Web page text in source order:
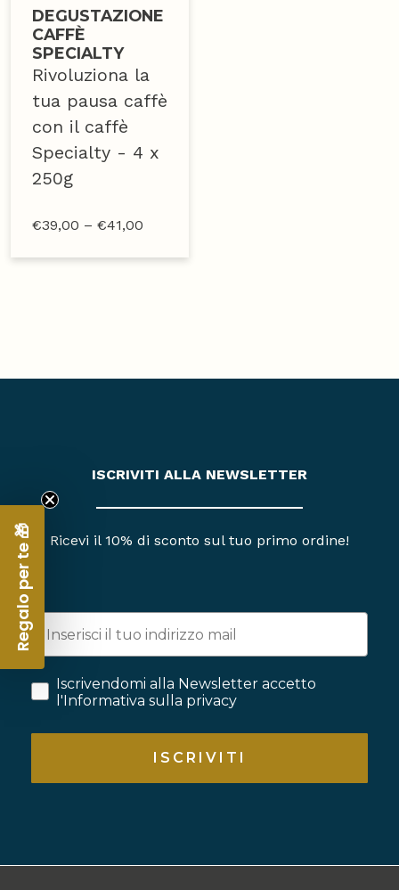
DEGUSTAZIONE
CAFFÈ
SPECIALTY
Rivoluziona la
tua pausa caffè
con il caffè
Specialty - 4 x
250g
€39,00 – €41,00
ISCRIVITI ALLA NEWSLETTER
Ricevi il 10% di sconto sul tuo primo ordine!
Iscrivendomi alla Newsletter accetto
l'Informativa sulla privacy
ISCRIVITI
Regalo per te 🎁